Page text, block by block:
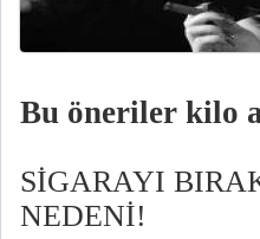
Bu öneriler kilo
SİGARAYI
NEDENİ!